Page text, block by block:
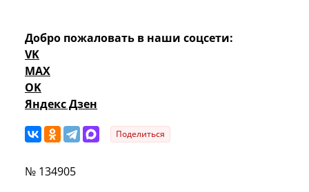
Добро пожаловать в наши соцсети:
VK
MAX
OK
Яндекс Дзен
Поделиться
№ 134905